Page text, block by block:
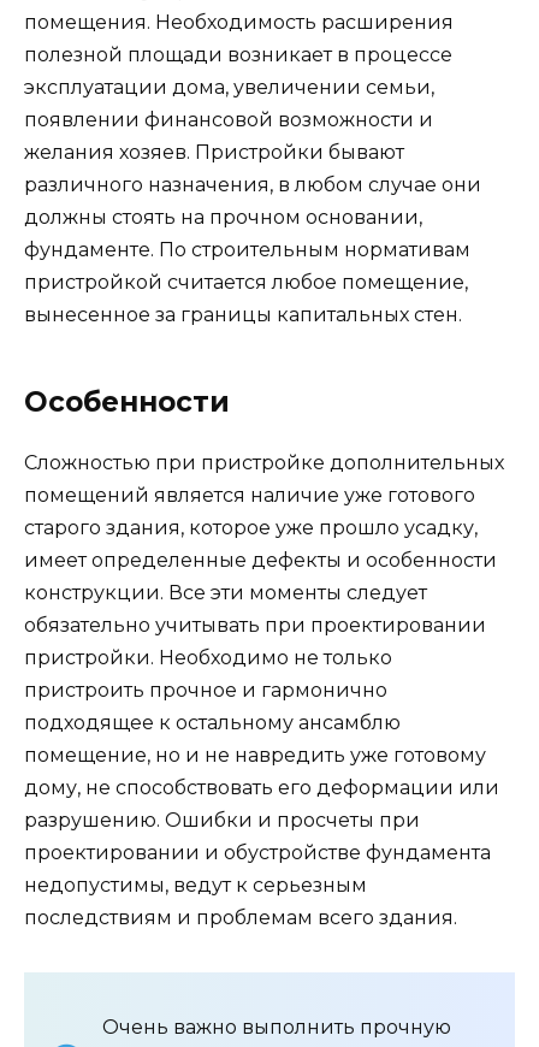
помещения. Необходимость расширения
полезной площади возникает в процессе
эксплуатации дома, увеличении семьи,
появлении финансовой возможности и
желания хозяев. Пристройки бывают
различного назначения, в любом случае они
должны стоять на прочном основании,
фундаменте. По строительным нормативам
пристройкой считается любое помещение,
вынесенное за границы капитальных стен.
Особенности
Сложностью при пристройке дополнительных
помещений является наличие уже готового
старого здания, которое уже прошло усадку,
имеет определенные дефекты и особенности
конструкции. Все эти моменты следует
обязательно учитывать при проектировании
пристройки. Необходимо не только
пристроить прочное и гармонично
подходящее к остальному ансамблю
помещение, но и не навредить уже готовому
дому, не способствовать его деформации или
разрушению. Ошибки и просчеты при
проектировании и обустройстве фундамента
недопустимы, ведут к серьезным
последствиям и проблемам всего здания.
Очень важно выполнить прочную